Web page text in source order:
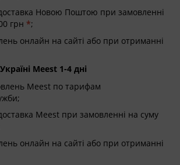
Новою Поштою при замовленні
грн *;
онлайн на сайті або при отриманні
Meest 1-4 дні
Meest по тарифам
Meest при замовленні на суму
онлайн на сайті або при отриманні